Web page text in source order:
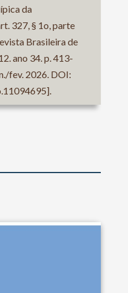
da
327, § 1o, parte
Brasileira de
ano 34. p. 413-
fev. 2026. DOI: